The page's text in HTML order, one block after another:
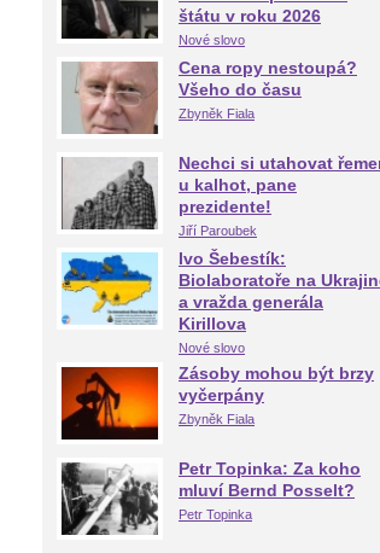
štátu v roku 2026
Nové slovo
Cena ropy nestoupá?
Všeho do času
Zbyněk Fiala
Nechci si utahovat
u kalhot, pane
prezidente!
Jiří Paroubek
Ivo Šebestík:
Biolaboratoře na
a vražda generála
Kirillova
Nové slovo
Zásoby mohou být brzy
vyčerpány
Zbyněk Fiala
Petr Topinka: Za koho
mluví Bernd Posselt?
Petr Topinka